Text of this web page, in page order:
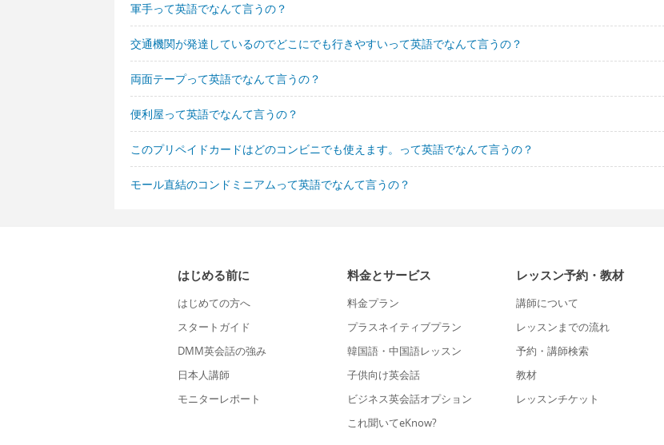
軍手って英語でなんて言うの？
交通機関が発達しているのでどこにでも行きやすいって英語でなんて言うの？
両面テープって英語でなんて言うの？
便利屋って英語でなんて言うの？
このプリペイドカードはどのコンビニでも使えます。って英語でなんて言うの？
モール直結のコンドミニアムって英語でなんて言うの？
はじめる前に
はじめての方へ
スタートガイド
DMM英会話の強み
日本人講師
モニターレポート
料金とサービス
料金プラン
プラスネイティブプラン
韓国語・中国語レッスン
子供向け英会話
ビジネス英会話オプション
これ聞いてeKnow?
レッスン予約・教材
講師について
レッスンまでの流れ
予約・講師検索
教材
レッスンチケット